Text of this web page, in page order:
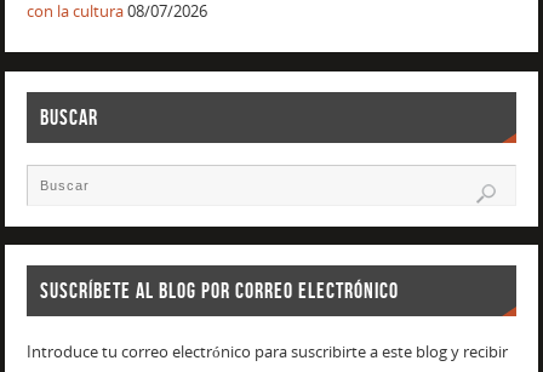
con la cultura08/07/2026
BUSCAR
SUSCRÍBETE AL BLOG POR CORREO ELECTRÓNICO
Introduce tu correo electrónico para suscribirte a este blog y recibir